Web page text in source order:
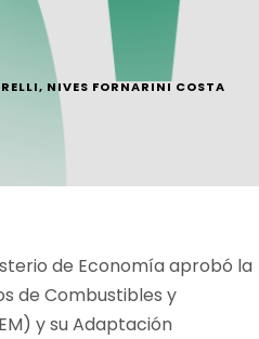
, NIVES FORNARINI COSTA
de Economía aprobó la
de Combustibles y
y su Adaptación